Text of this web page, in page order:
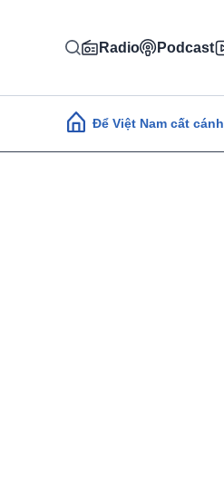
Radio Podcast
Main navigation
Để Việt Nam cất cánh